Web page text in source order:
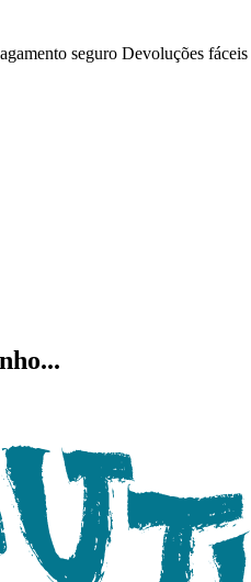
seguro Devoluções fáceis